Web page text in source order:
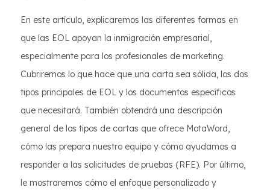
En este artículo, explicaremos las diferentes formas en
que las EOL apoyan la inmigración empresarial,
especialmente para los profesionales de marketing.
Cubriremos lo que hace que una carta sea sólida, los dos
tipos principales de EOL y los documentos específicos
que necesitará. También obtendrá una descripción
general de los tipos de cartas que ofrece MotaWord,
cómo las prepara nuestro equipo y cómo ayudamos a
responder a las solicitudes de pruebas (RFE). Por último,
le mostraremos cómo el enfoque personalizado y